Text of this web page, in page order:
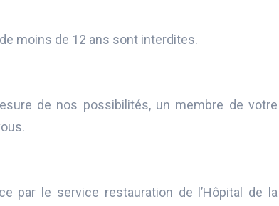
moins de 12 ans sont interdites.
de nos possibilités, un membre de votre
par le service restauration de l’Hôpital de la